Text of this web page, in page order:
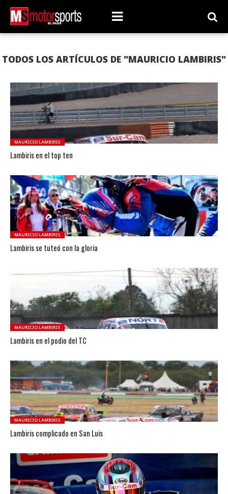
TODOS LOS ARTÍCULOS DE "MAURICIO LAMBIRIS"
MAURICIO LAMBIRIS
Lambiris en el top ten
MAURICIO LAMBIRIS
Lambiris se tuteó con la gloria
MAURICIO LAMBIRIS
Lambiris en el podio del TC
MAURICIO LAMBIRIS
Lambiris complicado en San Luis